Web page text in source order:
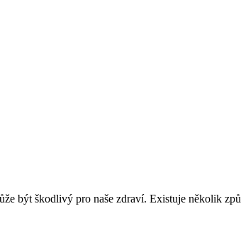
být škodlivý pro naše zdraví. Existuje několik